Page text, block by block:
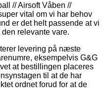
// Airsoft Våben //
vital om vi har behov
er det helt passende at vi
relevante vare.
levering på næste
eksempelvis G&G
at bestillingen placeres
til at de har
ordnet forud for at de